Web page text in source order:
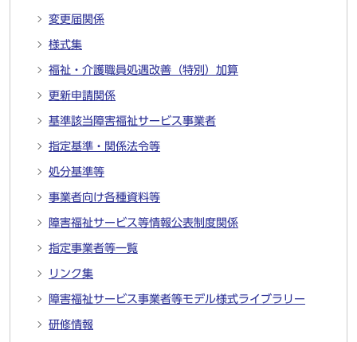
変更届関係
様式集
福祉・介護職員処遇改善（特別）加算
更新申請関係
基準該当障害福祉サービス事業者
指定基準・関係法令等
処分基準等
事業者向け各種資料等
障害福祉サービス等情報公表制度関係
指定事業者等一覧
リンク集
障害福祉サービス事業者等モデル様式ライブラリー
研修情報